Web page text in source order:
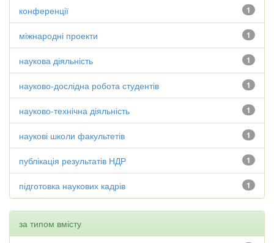
1
конференції
1
міжнародні проекти
1
наукова діяльність
1
науково-дослідна робота студентів
1
науково-технічна діяльність
1
наукові школи факультетів
1
публікація результатів НДР
1
підготовка наукових кадрів
за типом вмісту